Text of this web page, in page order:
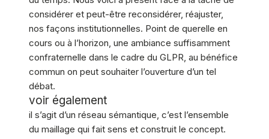
considérer et peut-être reconsidérer, réajuster,
nos façons institutionnelles. Point de querelle en
cours ou à l’horizon, une ambiance suffisamment
confraternelle dans le cadre du GLPR, au bénéfice
commun on peut souhaiter l’ouverture d’un tel
débat.
voir également
il s’agit d’un réseau sémantique, c’est l’ensemble
du maillage qui fait sens et construit le concept.